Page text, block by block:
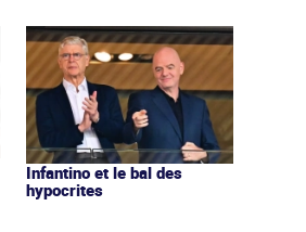
Infantino et le bal des
hypocrites